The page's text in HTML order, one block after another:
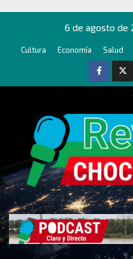
contenido
6 de agosto de
Cultura Economía Salud